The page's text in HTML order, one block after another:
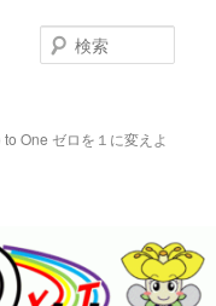
One ゼロを１に変えよ
索